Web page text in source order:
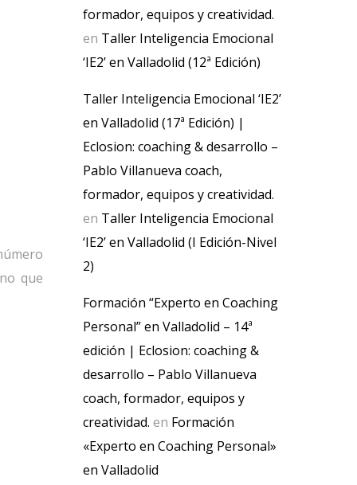
que
formador, equipos y creatividad.
en Taller Inteligencia Emocional
‘IE2’ en Valladolid (12ª Edición)
Taller Inteligencia Emocional ‘IE2’
en Valladolid (17ª Edición) |
Eclosion: coaching & desarrollo –
Pablo Villanueva coach,
formador, equipos y creatividad.
en Taller Inteligencia Emocional
‘IE2’ en Valladolid (I Edición-Nivel
2)
Formación “Experto en Coaching
Personal” en Valladolid – 14ª
edición | Eclosion: coaching &
desarrollo – Pablo Villanueva
coach, formador, equipos y
creatividad. en Formación
«Experto en Coaching Personal»
en Valladolid